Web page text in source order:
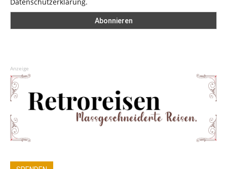
Datenschutzerklärung.
Anzeige